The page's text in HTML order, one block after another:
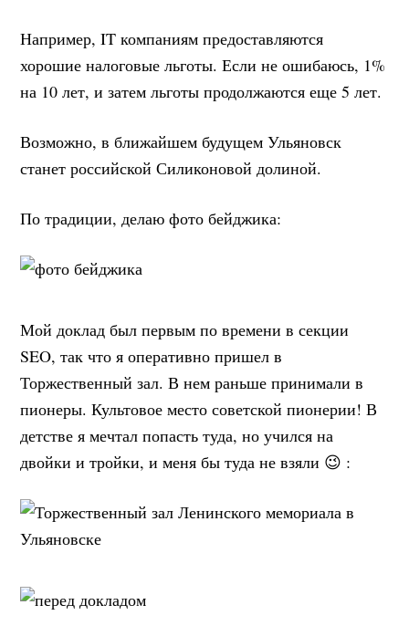
Например, IT компаниям предоставляются
хорошие налоговые льготы. Если не ошибаюсь, 1%
на 10 лет, и затем льготы продолжаются еще 5 лет.
Возможно, в ближайшем будущем Ульяновск
станет российской Силиконовой долиной.
По традиции, делаю фото бейджика:
Мой доклад был первым по времени в секции
SEO, так что я оперативно пришел в
Торжественный зал. В нем раньше принимали в
пионеры. Культовое место советской пионерии! В
детстве я мечтал попасть туда, но учился на
двойки и тройки, и меня бы туда не взяли 😉 :